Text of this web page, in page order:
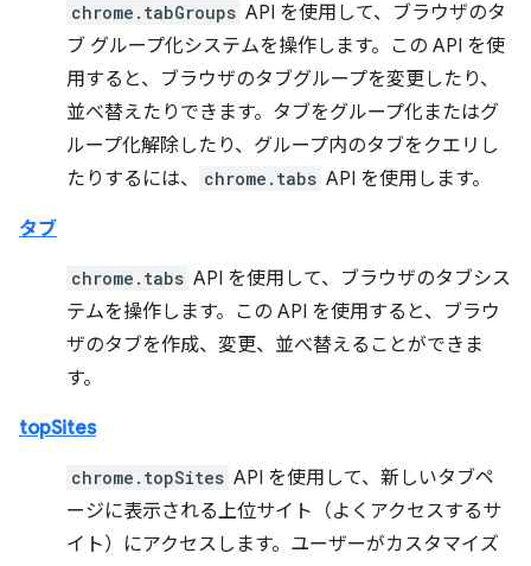
chrome.tabGroups API を使用して、ブラウザのタ
ブ グループ化システムを操作します。この API を使
用すると、ブラウザのタブグループを変更したり、
並べ替えたりできます。タブをグループ化またはグ
ループ化解除したり、グループ内のタブをクエリし
たりするには、
chrome.tabs API を使用します。
タブ
chrome.tabs API を使用して、ブラウザのタブシス
テムを操作します。この API を使用すると、ブラウ
ザのタブを作成、変更、並べ替えることができま
す。
topSites
chrome.topSites API を使用して、新しいタブペ
ージに表示される上位サイト（よくアクセスするサ
イト）にアクセスします。ユーザーがカスタマイズ